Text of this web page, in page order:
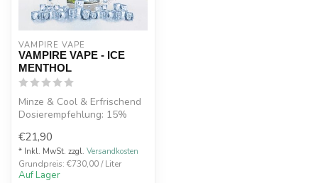
VAMPIRE VAPE
VAMPIRE VAPE - ICE
MENTHOL
Minze & Cool & Erfrischend
Dosierempfehlung: 15%
€21,90
* Inkl. MwSt. zzgl. Versandkosten
Grundpreis: €730,00 / Liter
Auf Lager